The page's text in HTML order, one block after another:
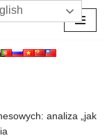
analiza „jak